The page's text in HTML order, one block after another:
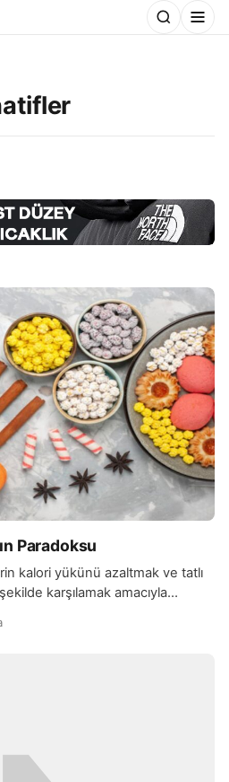
Paradoksu
kalori yükünü azaltmak ve tatlı
karşılamak amacıyla